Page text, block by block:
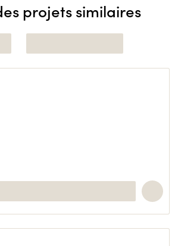
projets similaires